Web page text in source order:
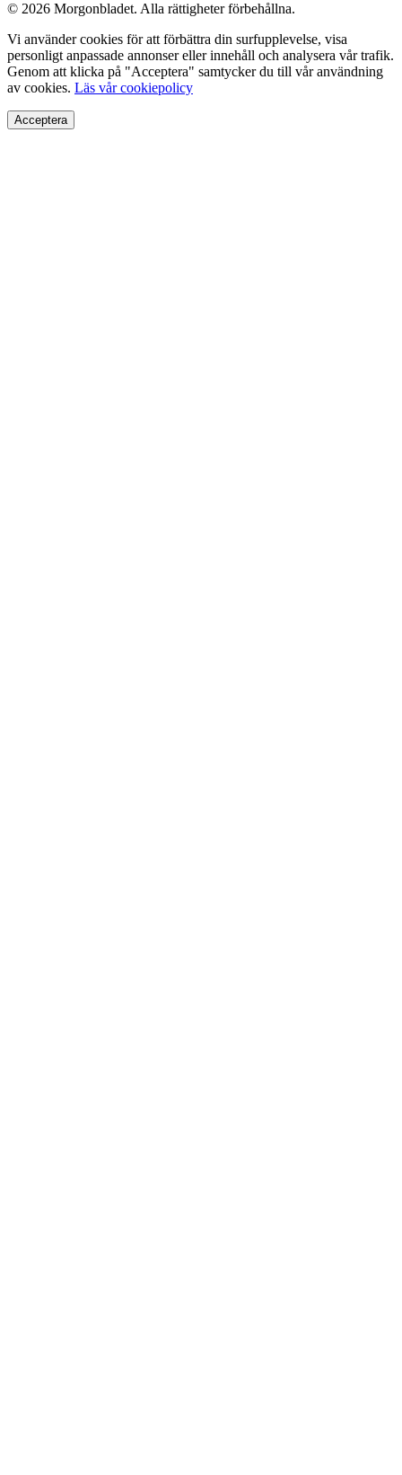
© 2026 Morgonbladet. Alla rättigheter förbehållna.
Vi använder cookies för att förbättra din surfupplevelse, visa
personligt anpassade annonser eller innehåll och analysera vår trafik.
Genom att klicka på "Acceptera" samtycker du till vår användning
av cookies. Läs vår cookiepolicy
Acceptera